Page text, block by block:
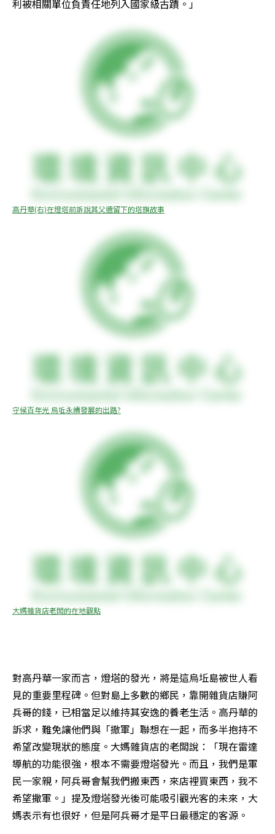
利被相關單位負責任地列入國家級古蹟。」
高丹華(右)在燈塔前訴說其父遺留下的塔旗故事
守候百年光 烏坵永續發展的出路?
大媽雜貨店老闆的在地觀點
對高丹華一家而言，燈塔的發光，將是這烏坵島被世人看
見的重要里程碑。但對島上多數的鄉民，靠開雜貨店賺阿
兵哥的錢，已相當足以維持其安逸的養老生活。高丹華的
訴求，難免讓他們與「撤軍」聯想在一起，而多半抱持不
希望改變現狀的態度。大媽雜貨店的老闆說：「現在雷達
導航的功能很強，根本不需要燈塔發光。而且，我們是軍
民一家親，阿兵哥會幫我們搬東西，來店裡買東西，我不
希望撒軍。」提及燈塔發光後可能吸引觀光客的未來，大
媽表示有也很好，但是阿兵哥才是平日最穩定的客源。